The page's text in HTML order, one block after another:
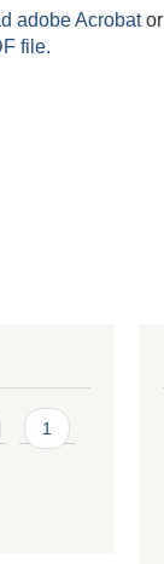
adobe Acrobator
file.
1